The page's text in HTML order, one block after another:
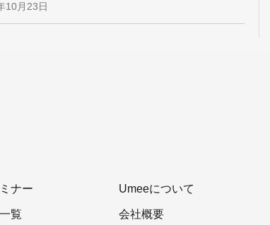
10月23日
ナー
覧
Umeeについて
会社概要